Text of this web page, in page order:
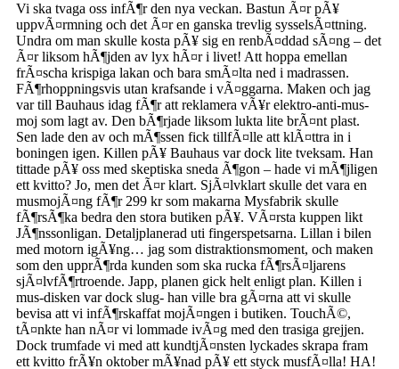
Vi ska tvaga oss infÃ¶r den nya veckan. Bastun Ã¤r pÃ¥
uppvÃ¤rmning och det Ã¤r en ganska trevlig sysselsÃ¤ttning.
Undra om man skulle kosta pÃ¥ sig en renbÃ¤ddad sÃ¤ng – det
Ã¤r liksom hÃ¶jden av lyx hÃ¤r i livet! Att hoppa emellan
frÃ¤scha krispiga lakan och bara smÃ¤lta ned i madrassen.
FÃ¶rhoppningsvis utan krafsande i vÃ¤ggarna. Maken och jag
var till Bauhaus idag fÃ¶r att reklamera vÃ¥r elektro-anti-mus-
moj som lagt av. Den bÃ¶rjade liksom lukta lite brÃ¤nt plast.
Sen lade den av och mÃ¶ssen fick tillfÃ¤lle att klÃ¤ttra in i
boningen igen. Killen pÃ¥ Bauhaus var dock lite tveksam. Han
tittade pÃ¥ oss med skeptiska sneda Ã¶gon – hade vi mÃ¶jligen
ett kvitto? Jo, men det Ã¤r klart. SjÃ¤lvklart skulle det vara en
musmojÃ¤ng fÃ¶r 299 kr som makarna Mysfabrik skulle
fÃ¶rsÃ¶ka bedra den stora butiken pÃ¥. VÃ¤rsta kuppen likt
JÃ¶nssonligan. Detaljplanerad uti fingerspetsarna. Lillan i bilen
med motorn igÃ¥ng… jag som distraktionsmoment, och maken
som den upprÃ¶rda kunden som ska rucka fÃ¶rsÃ¤ljarens
sjÃ¤lvfÃ¶rtroende. Japp, planen gick helt enligt plan. Killen i
mus-disken var dock slug- han ville bra gÃ¤rna att vi skulle
bevisa att vi infÃ¶rskaffat mojÃ¤ngen i butiken. TouchÃ©,
tÃ¤nkte han nÃ¤r vi lommade ivÃ¤g med den trasiga grejjen.
Dock trumfade vi med att kundtjÃ¤nsten lyckades skrapa fram
ett kvitto frÃ¥n oktober mÃ¥nad pÃ¥ ett styck musfÃ¤lla! HA!